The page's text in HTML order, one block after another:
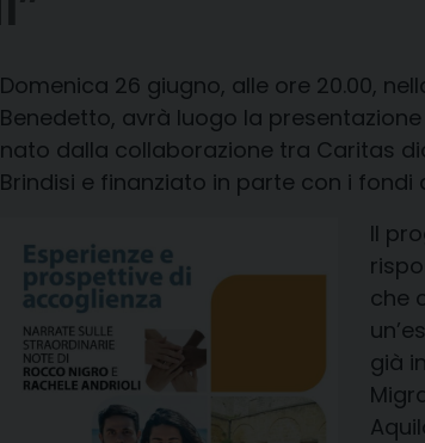
Domenica 26 giugno, alle ore 20.00,
Benedetto, avrà luogo la presentazione
nato dalla collaborazione tra Caritas
Brindisi e finanziato in parte con i fondi
Il
che
già
A